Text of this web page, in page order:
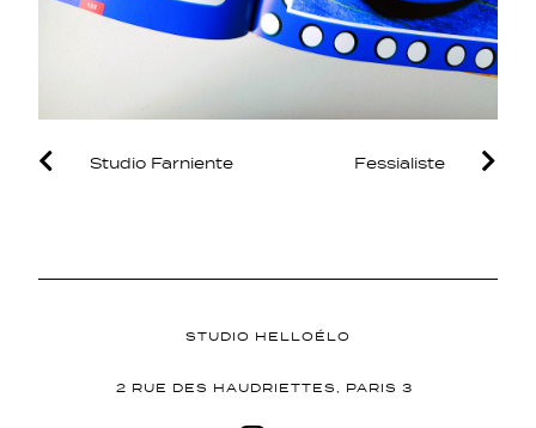
Studio Farniente Fessialiste
STUDIO HELLOÉLO
2 RUE DES HAUDRIETTES, PARIS 3